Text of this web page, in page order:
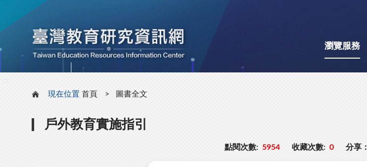
瀏覽服務
現在位置 首頁 圖書全文
戶外教育實施指引
點閱次數: 5954 收藏次數: 0 分享：